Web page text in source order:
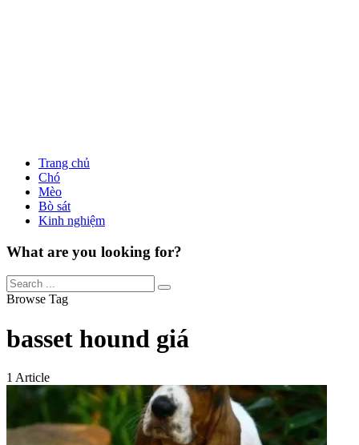
Trang chủ
Chó
Mèo
Bò sát
Kinh nghiệm
What are you looking for?
Browse Tag
basset hound giá
1 Article